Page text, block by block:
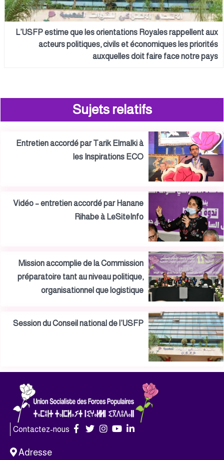
L’USFP estime que les orientations Royales rappellent aux
acteurs politiques, civils et économiques les priorités
auxquelles doit faire face notre pays
Sujets relatifs
Entretien accordé par Tarik Elmalki à
les Inspirations ECO
Vidéo – entretien accordé par Hanane
Rihabe à LeSiteInfo
Mission accomplie de la Commission
préparatoire tant au niveau politique,
organisationnel que logistique
Session du Conseil national de l’USFP
Contactez-nous
Adresse